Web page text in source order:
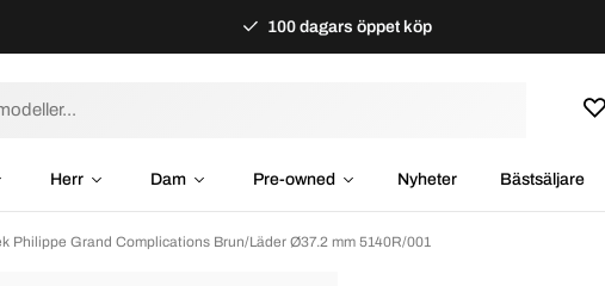
100 dagars öppet köp
Herr Dam Pre-owned Nyheter Bästsäljare
Philippe Grand Complications Brun/Läder Ø37.2 mm 5140R/001